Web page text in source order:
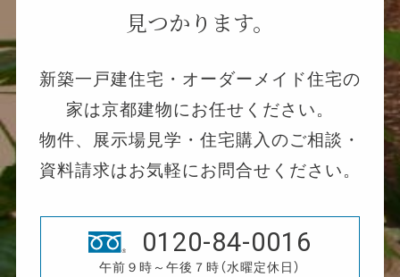
見つかります。
新築一戸建住宅・オーダーメイド住宅の
家は京都建物にお任せください。
物件、展示場見学・住宅購入のご相談・
資料請求はお気軽にお問合せください。
0120-84-0016
午前９時～午後７時（水曜定休日）